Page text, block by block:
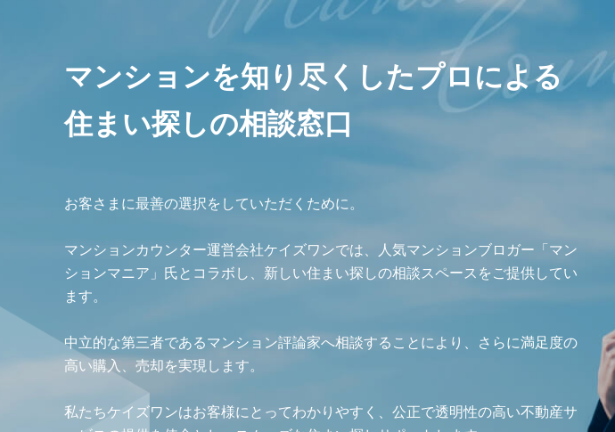
マンションを知り尽くしたプロによる
住まい探しの相談窓口
お客さまに最善の選択をしていただくために。
マンションカウンター運営会社ケイズワンでは、人気マンションブロガー「マン
ションマニア」氏とコラボし、新しい住まい探しの相談スペースをご提供してい
ます。
中立的な第三者であるマンション評論家へ相談することにより、さらに満足度の
高い購入、売却を実現します。
私たちケイズワンはお客様にとってわかりやすく、公正で透明性の高い不動産サ